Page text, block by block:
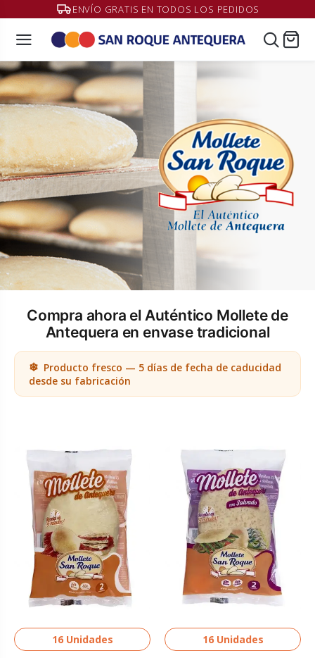
ENVÍO GRATIS EN TODOS LOS PEDIDOS
Compra ahora el Auténtico Mollete de
Antequera en envase tradicional
Producto fresco — 5 días de fecha de caducidad
desde su fabricación
16 Unidades 16 Unidades